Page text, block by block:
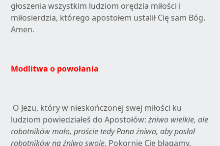
głoszenia wszystkim ludziom orędzia miłości i
miłosierdzia, którego apostołem ustalił Cię sam Bóg.
Amen.
Modlitwa o powołania
O Jezu, który w nieskończonej swej miłości ku
ludziom powiedziałeś do Apostołów: żniwo wielkie, ale
robotników mało, proście tedy Pana żniwa, aby posłał
robotników na żniwo swoje. Pokornie Cię błagamy,